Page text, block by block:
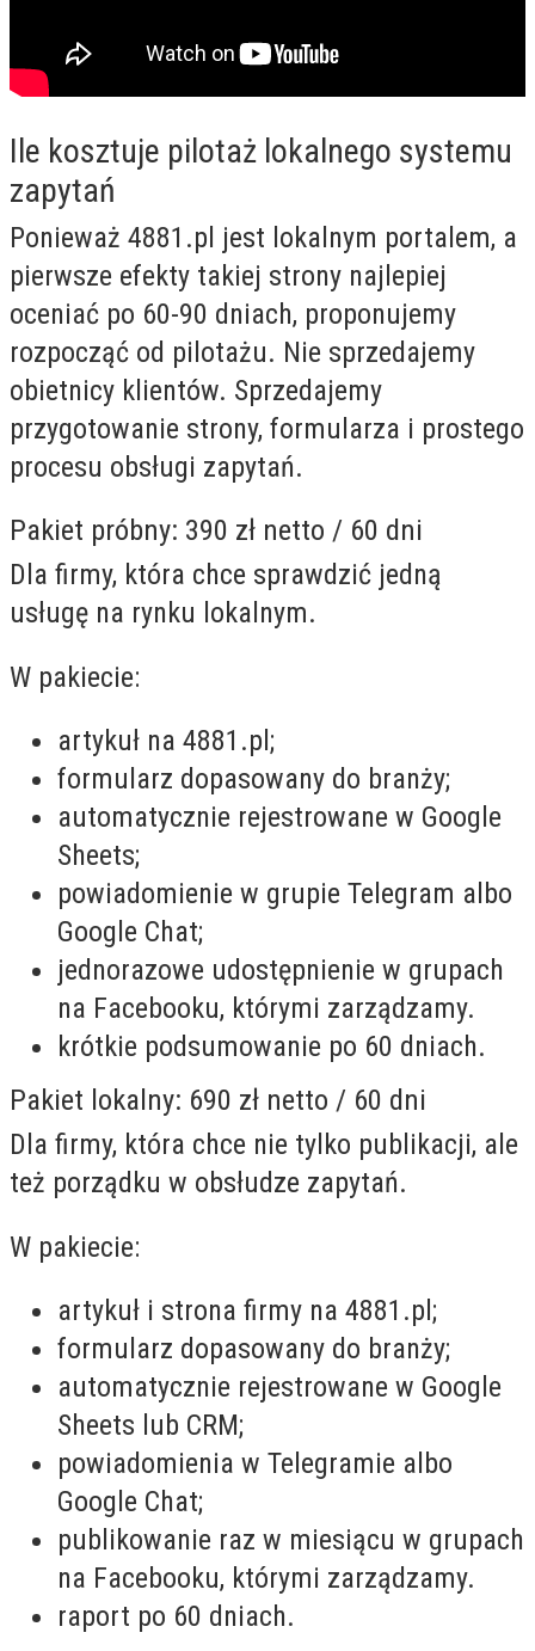
Ile kosztuje pilotaż lokalnego systemu
zapytań
Ponieważ 4881.pl jest lokalnym portalem, a
pierwsze efekty takiej strony najlepiej
oceniać po 60-90 dniach, proponujemy
rozpocząć od pilotażu. Nie sprzedajemy
obietnicy klientów. Sprzedajemy
przygotowanie strony, formularza i prostego
procesu obsługi zapytań.
Pakiet próbny: 390 zł netto / 60 dni
Dla firmy, która chce sprawdzić jedną
usługę na rynku lokalnym.
W pakiecie:
artykuł na 4881.pl;
formularz dopasowany do branży;
automatycznie rejestrowane w Google
Sheets;
powiadomienie w grupie Telegram albo
Google Chat;
jednorazowe udostępnienie w grupach
na Facebooku, którymi zarządzamy.
krótkie podsumowanie po 60 dniach.
Pakiet lokalny: 690 zł netto / 60 dni
Dla firmy, która chce nie tylko publikacji, ale
też porządku w obsłudze zapytań.
W pakiecie:
artykuł і strona firmy na 4881.pl;
formularz dopasowany do branży;
automatycznie rejestrowane w Google
Sheets lub CRM;
powiadomienia w Telegramie albo
Google Chat;
publikowanie raz w miesiącu w grupach
na Facebooku, którymi zarządzamy.
raport po 60 dniach.